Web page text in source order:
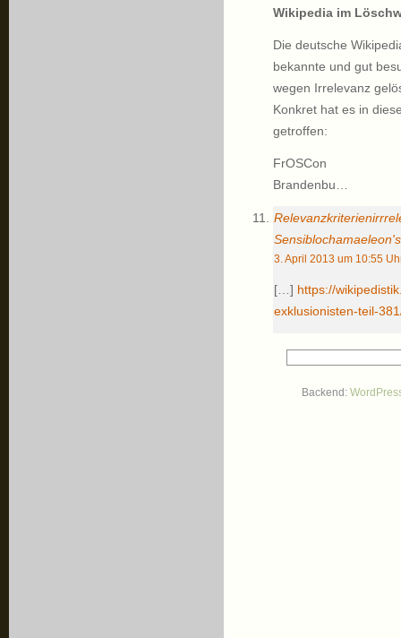
Wikipedia im
Die deutsche
bekannte und gut
wegen Irrelevanz
Konkret hat es in
getroffen:
FrOSCon
Brandenbu…
3. April 2013 um 10:55
[…] https://
exklusionisten-teil-
Backend: